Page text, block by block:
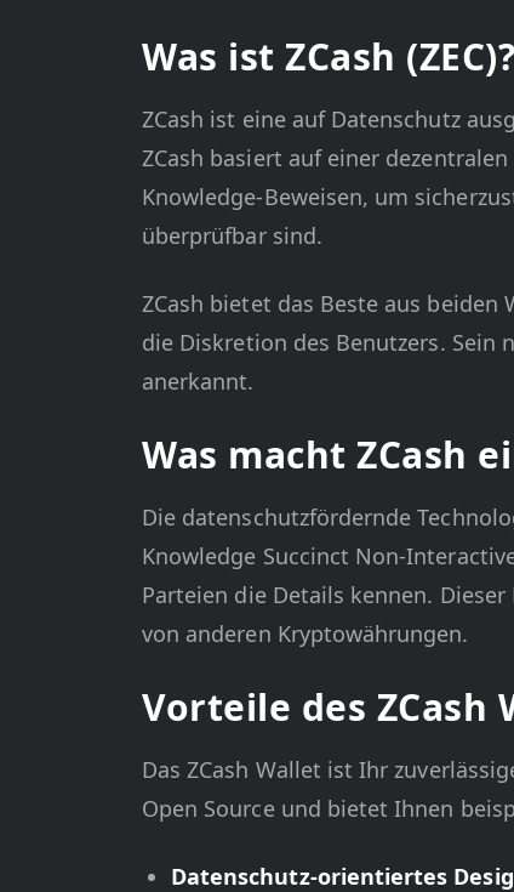
Was ist ZCash (ZEC)?
ZCash ist eine auf Datenschutz
ZCash basiert auf einer
Knowledge-Beweisen, um
überprüfbar sind.
ZCash bietet das Beste aus
die Diskretion des Benutzers. Sein
anerkannt.
Was macht ZCash
Die datenschutzfördernde
Knowledge Succinct Non-
Parteien die Details kennen.
von anderen Kryptowährungen.
Vorteile des ZCash
Das ZCash Wallet ist Ihr
Open Source und bietet Ihnen
Datenschutz-orientiertes